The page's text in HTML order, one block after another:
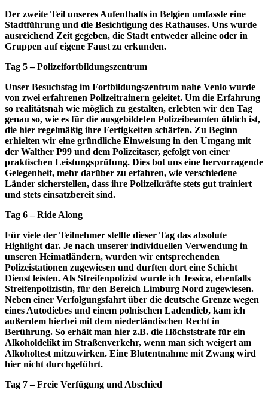
Der zweite Teil unseres Aufenthalts in Belgien umfasste eine
Stadtführung und die Besichtigung des Rathauses. Uns wurde
ausreichend Zeit gegeben, die Stadt entweder alleine oder in
Gruppen auf eigene Faust zu erkunden.
Tag 5 – Polizeifortbildungszentrum
Unser Besuchstag im Fortbildungszentrum nahe Venlo wurde
von zwei erfahrenen Polizeitrainern geleitet. Um die Erfahrung
so realitätsnah wie möglich zu gestalten, erlebten wir den Tag
genau so, wie es für die ausgebildeten Polizeibeamten üblich ist,
die hier regelmäßig ihre Fertigkeiten schärfen. Zu Beginn
erhielten wir eine gründliche Einweisung in den Umgang mit
der Walther P99 und dem Polizeitaser, gefolgt von einer
praktischen Leistungsprüfung. Dies bot uns eine hervorragende
Gelegenheit, mehr darüber zu erfahren, wie verschiedene
Länder sicherstellen, dass ihre Polizeikräfte stets gut trainiert
und stets einsatzbereit sind.
Tag 6 – Ride Along
Für viele der Teilnehmer stellte dieser Tag das absolute
Highlight dar. Je nach unserer individuellen Verwendung in
unseren Heimatländern, wurden wir entsprechenden
Polizeistationen zugewiesen und durften dort eine Schicht
Dienst leisten. Als Streifenpolizist wurde ich Jessica, ebenfalls
Streifenpolizistin, für den Bereich Limburg Nord zugewiesen.
Neben einer Verfolgungsfahrt über die deutsche Grenze wegen
eines Autodiebes und einem polnischen Ladendieb, kam ich
außerdem hierbei mit dem niederländischen Recht in
Berührung. So erhält man hier z.B. die Höchststrafe für ein
Alkoholdelikt im Straßenverkehr, wenn man sich weigert am
Alkoholtest mitzuwirken. Eine Blutentnahme mit Zwang wird
hier nicht durchgeführt.
Tag 7 – Freie Verfügung und Abschied